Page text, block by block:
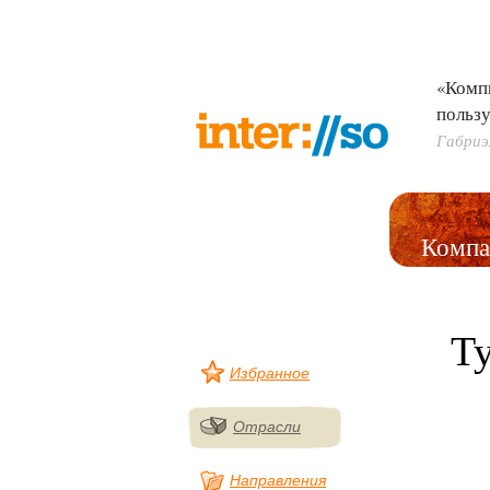
Избранное
Отрасли
Направления